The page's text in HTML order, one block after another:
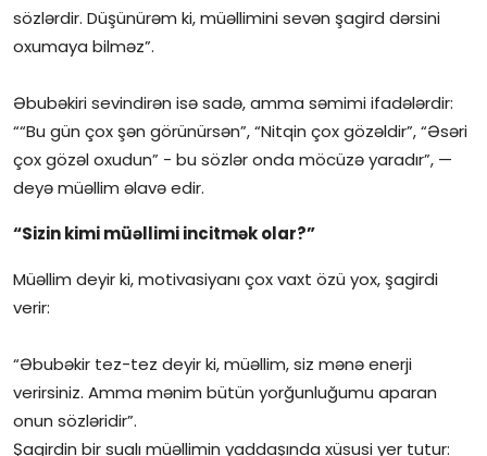
sözlərdir. Düşünürəm ki, müəllimini sevən şagird dərsini
oxumaya bilməz”.
Əbubəkiri sevindirən isə sadə, amma səmimi ifadələrdir:
““Bu gün çox şən görünürsən”, “Nitqin çox gözəldir”, “Əsəri
çox gözəl oxudun” - bu sözlər onda möcüzə yaradır”, —
deyə müəllim əlavə edir.
“Sizin kimi müəllimi incitmək olar?”
Müəllim deyir ki, motivasiyanı çox vaxt özü yox, şagirdi
verir:
“Əbubəkir tez-tez deyir ki, müəllim, siz mənə enerji
verirsiniz. Amma mənim bütün yorğunluğumu aparan
onun sözləridir”.
Şagirdin bir sualı müəllimin yaddaşında xüsusi yer tutur: